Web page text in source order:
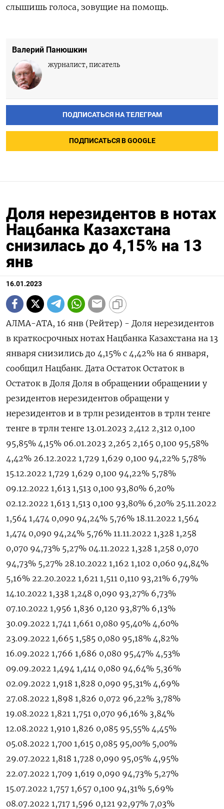
слышишь голоса, зовущие на помощь.
Валерий Панюшкин
журналист, писатель
ПОДПИСАТЬСЯ НА ТЕЛЕГРАМ
ПОДПИСАТЬСЯ В GOOGLE
Доля нерезидентов в нотах
Нацбанка Казахстана
снизилась до 4,15% на 13
янв
16.01.2023
АЛМА-АТА, 16 янв (Рейтер) - Доля нерезидентов
в краткосрочных нотах Нацбанка Казахстана на 13
января снизились до 4,15% с 4,42% на 6 января,
сообщил Нацбанк. Дата Остаток Остаток в
Остаток в Доля Доля в обращении обращении у
резидентов нерезидентов обращени у
нерезидентов и в трлн резидентов в трлн тенге
тенге в трлн тенге 13.01.2023 2,412 2,312 0,100
95,85% 4,15% 06.01.2023 2,265 2,165 0,100 95,58%
4,42% 26.12.2022 1,729 1,629 0,100 94,22% 5,78%
15.12.2022 1,729 1,629 0,100 94,22% 5,78%
09.12.2022 1,613 1,513 0,100 93,80% 6,20%
02.12.2022 1,613 1,513 0,100 93,80% 6,20% 25.11.2022
1,564 1,474 0,090 94,24% 5,76% 18.11.2022 1,564
1,474 0,090 94,24% 5,76% 11.11.2022 1,328 1,258
0,070 94,73% 5,27% 04.11.2022 1,328 1,258 0,070
94,73% 5,27% 28.10.2022 1,162 1,102 0,060 94,84%
5,16% 22.20.2022 1,621 1,511 0,110 93,21% 6,79%
14.10.2022 1,338 1,248 0,090 93,27% 6,73%
07.10.2022 1,956 1,836 0,120 93,87% 6,13%
30.09.2022 1,741 1,661 0,080 95,40% 4,60%
23.09.2022 1,665 1,585 0,080 95,18% 4,82%
16.09.2022 1,766 1,686 0,080 95,47% 4,53%
09.09.2022 1,494 1,414 0,080 94,64% 5,36%
02.09.2022 1,918 1,828 0,090 95,31% 4,69%
27.08.2022 1,898 1,826 0,072 96,22% 3,78%
19.08.2022 1,821 1,751 0,070 96,16% 3,84%
12.08.2022 1,910 1,826 0,085 95,55% 4,45%
05.08.2022 1,700 1,615 0,085 95,00% 5,00%
29.07.2022 1,818 1,728 0,090 95,05% 4,95%
22.07.2022 1,709 1,619 0,090 94,73% 5,27%
15.07.2022 1,757 1,657 0,100 94,31% 5,69%
08.07.2022 1,717 1,596 0,121 92,97% 7,03%